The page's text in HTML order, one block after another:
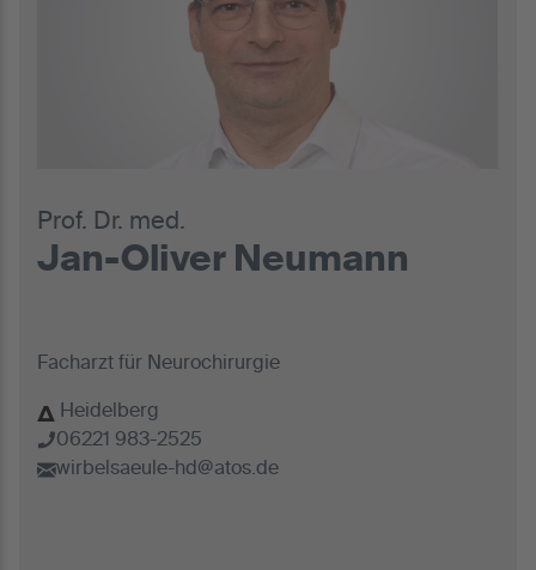
Prof. Dr. med.
Jan-Oliver Neumann
Facharzt für Neurochirurgie
Heidelberg
06221 983-2525
wirbelsaeule-hd@atos.de